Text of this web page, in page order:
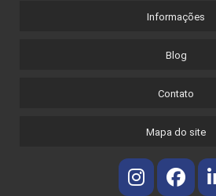
Informações
Blog
Contato
Mapa do site